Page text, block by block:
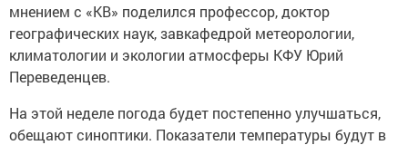
мнением с «КВ» поделился профессор, доктор
географических наук, завкафедрой метеорологии,
климатологии и экологии атмосферы КФУ Юрий
Переведенцев.
На этой неделе погода будет постепенно улучшаться,
обещают синоптики. Показатели температуры будут в